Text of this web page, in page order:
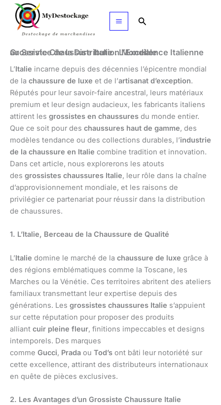
Aller
contenu
Rechercher
Grossiste Chaussure Italie : L’Excellence Italienne au Service de la Distribution Mondiale
L’Italie incarne depuis des décennies l’épicentre mondial
de la chaussure de luxe et de l’artisanat d’exception.
Réputés pour leur savoir-faire ancestral, leurs matériaux
premium et leur design audacieux, les fabricants italiens
attirent les grossistes en chaussures du monde entier.
Que ce soit pour des chaussures haut de gamme, des
modèles tendance ou des collections durables, l’industrie
de la chaussure en Italie combine tradition et innovation.
Dans cet article, nous explorerons les atouts
des grossistes chaussures Italie, leur rôle dans la chaîne
d’approvisionnement mondiale, et les raisons de
privilégier ce partenariat pour réussir dans la distribution
de chaussures.
1. L’Italie, Berceau de la Chaussure de Qualité
L’Italie domine le marché de la chaussure de luxe grâce à
des régions emblématiques comme la Toscane, les
Marches ou la Vénétie. Ces territoires abritent des ateliers
familiaux transmettant leur expertise depuis des
générations. Les grossistes chaussures Italie s’appuient
sur cette réputation pour proposer des produits
alliant cuir pleine fleur, finitions impeccables et designs
intemporels. Des marques
comme Gucci, Prada ou Tod’s ont bâti leur notoriété sur
cette excellence, attirant des distributeurs internationaux
en quête de pièces exclusives.
2. Les Avantages d’un Grossiste Chaussure Italie